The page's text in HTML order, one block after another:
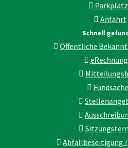
Anfahrt
Schnell
Öffentliche
Abfallbeseitigung